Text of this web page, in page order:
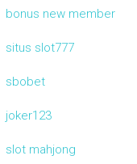
bonus new member
situs slot777
sbobet
joker123
slot mahjong